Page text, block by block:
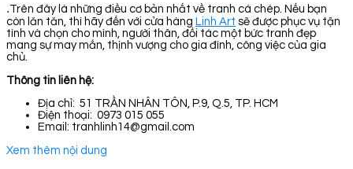
.Trên đây là những điều cơ bản nhất về tranh cá chép. Nếu bạn
còn lăn tăn, thì hãy đến với cửa hàng Linh Art sẽ được phục vụ tận
tình và chọn cho mình, người thân, đối tác một bức tranh đẹp
mang sự may mắn, thịnh vượng cho gia đình, công việc của gia
chủ.
Thông tin liên hệ:
Địa chỉ: 51 TRẦN NHÂN TÔN, P.9, Q.5, TP. HCM
Điện thoại: 0973 015 055
Email: tranhlinh14@gmail.com
Xem thêm nội dung